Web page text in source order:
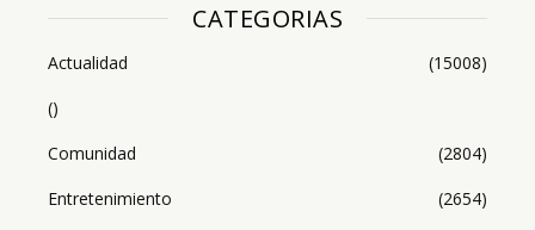
CATEGORIAS
Actualidad
(15008)
()
Comunidad
(2804)
Entretenimiento
(2654)